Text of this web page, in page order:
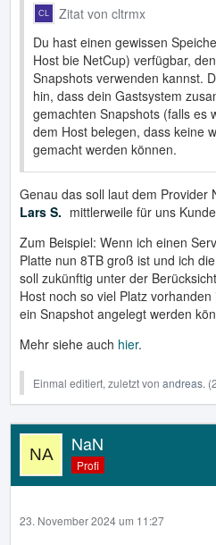
Zitat von cltrmx
Du hast einen gewissen
Host bie NetCup) verfügbar,
Snapshots verwenden kannst.
hin, dass dein Gastsystem
gemachten Snapshots (falls es
dem Host belegen, dass keine
gemacht werden können.
Genau das soll laut dem Provider
Lars S. mittlerweile für uns
Zum Beispiel: Wenn ich einen
Platte nun 8TB groß ist und ich
soll zukünftig unter der
Host noch so viel Platz
ein Snapshot angelegt werden
Mehr siehe auch hier.
Einmal editiert, zuletzt von andreas. (
NaN
Profi
23. November 2024 um 11:27